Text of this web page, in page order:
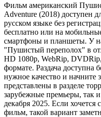
Фильм американский
Adventure (2018) доступен
русском языке без
бесплатно или на
смартфоны и планшеты. У
"Пушистый переполох" в
HD 1080p, WebRip,
формате. Раздача доступна
нужное качество и начните
представлены в разделе
зарубежные премьеры, так
декабря 2025. Если хочется
фильм, такой вариант